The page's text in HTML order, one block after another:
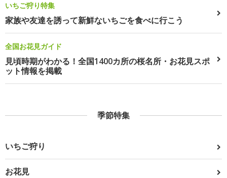
いちご狩り特集
家族や友達を誘って新鮮ないちごを食べに行こう
全国お花見ガイド
見頃時期がわかる！全国1400カ所の桜名所・お花見スポ
ット情報を掲載
季節特集
いちご狩り
お花見